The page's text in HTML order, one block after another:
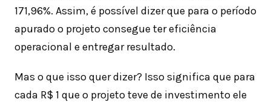
171,96%. Assim, é possível dizer que para o período
apurado o projeto consegue ter eficiência
operacional e entregar resultado.
Mas o que isso quer dizer? Isso significa que para
cada R$ 1 que o projeto teve de investimento ele